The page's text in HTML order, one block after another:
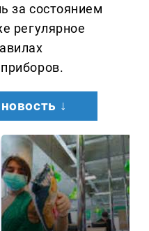
за состоянием
регулярное
↓